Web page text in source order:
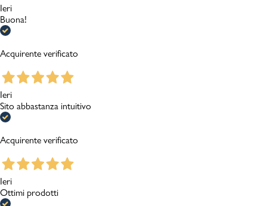
Ieri
Buona!
Acquirente verificato
Ieri
Sito abbastanza intuitivo
Acquirente verificato
Ieri
Ottimi prodotti